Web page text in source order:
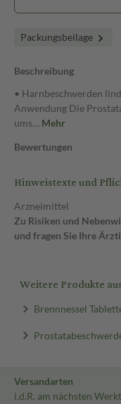
Packungsbeilage
Beschreibung
• Harnbeschwerden
Anwendung Die
ums… Mehr
Bewertungen
Hinweistexte und
Arzneimittel
Zu Risiken und
und fragen Sie Ihre
Weitere Produkte
Brennnessel
Versandarten
i.d.R. am nächsten